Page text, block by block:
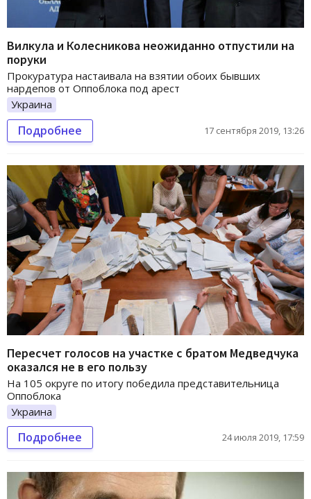
Вилкула и Колесникова неожиданно отпустили на
поруки
Прокуратура настаивала на взятии обоих бывших
нардепов от Оппоблока под арест
Украина
Подробнее 17 сентября 2019, 13:26
Пересчет голосов на участке с братом Медведчука
оказался не в его пользу
На 105 округе по итогу победила представительница
Оппоблока
Украина
Подробнее 24 июля 2019, 17:59